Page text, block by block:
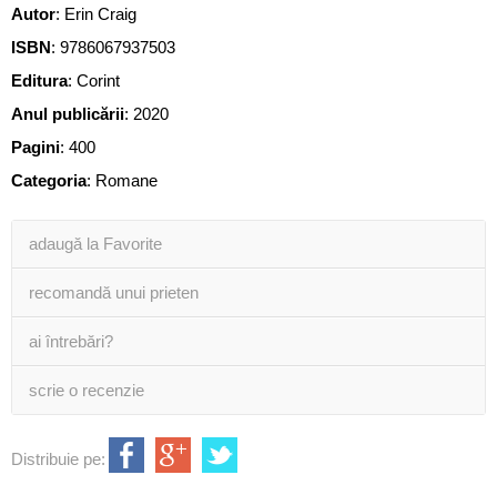
Autor: Erin Craig
ISBN: 9786067937503
Editura: Corint
Anul publicării: 2020
Pagini: 400
Categoria: Romane
adaugă la Favorite
recomandă unui prieten
ai întrebări?
scrie o recenzie
Distribuie pe: